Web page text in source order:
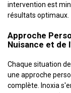
intervention est
résultats optimaux.
Approche
Nuisance et de
Chaque situation
une approche
complète. Inoxia